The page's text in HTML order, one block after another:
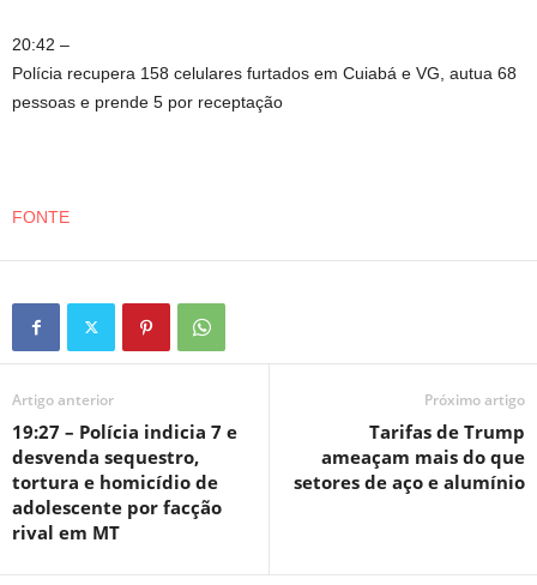
20:42 –
Polícia recupera 158 celulares furtados em Cuiabá e VG, autua 68
pessoas e prende 5 por receptação
FONTE
Artigo anterior
19:27 – Polícia indicia 7 e
desvenda sequestro,
tortura e homicídio de
adolescente por facção
rival em MT
Próximo artigo
Tarifas de Trump
ameaçam mais do que
setores de aço e alumínio